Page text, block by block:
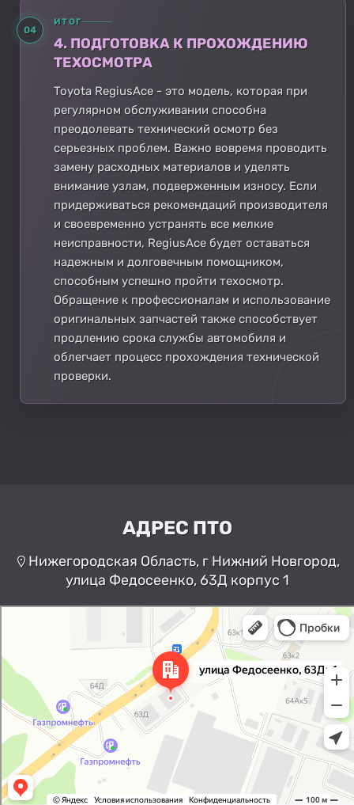
04
ИТОГ
4. ПОДГОТОВКА К ПРОХОЖДЕНИЮ
ТЕХОСМОТРА
Toyota RegiusAce - это модель, которая при
регулярном обслуживании способна
преодолевать технический осмотр без
серьезных проблем. Важно вовремя проводить
замену расходных материалов и уделять
внимание узлам, подверженным износу. Если
придерживаться рекомендаций производителя
и своевременно устранять все мелкие
неисправности, RegiusAce будет оставаться
надежным и долговечным помощником,
способным успешно пройти техосмотр.
Обращение к профессионалам и использование
оригинальных запчастей также способствует
продлению срока службы автомобиля и
облегчает процесс прохождения технической
проверки.
АДРЕС ПТО
Нижегородская Область, г Нижний Новгород,
улица Федосеенко, 63Д корпус 1
Нижний Новгород
Улица Федосеенко, 63Дк1 —
Яндекс Карты